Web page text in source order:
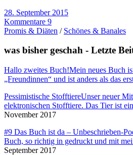
28. September 2015
Kommentare 9
Promis & Diäten / Schönes & Banales
was bisher geschah - Letzte
Hallo zweites Buch!Mein neues Buch
„Freundinnen“ und ist anders als das
Pessimistische StofftiereUnser neuer
elektronischen Stofftiere. Das Tier ist
November 2017
#9 Das Buch ist da – Unbeschrieben-
Buch, so richtig in gedruckt und mit
September 2017